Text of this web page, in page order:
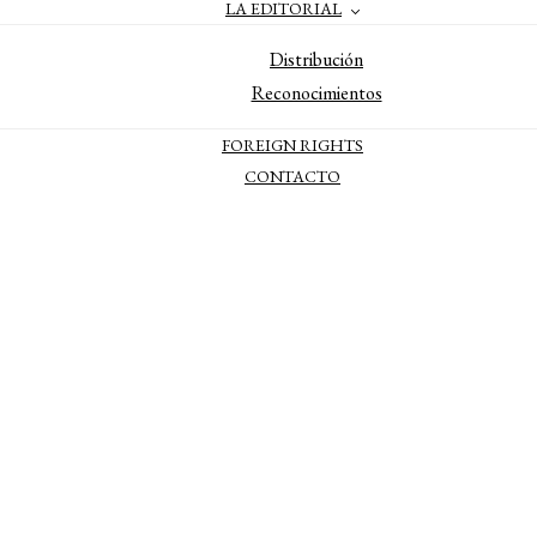
LA EDITORIAL
Distribución
Reconocimientos
FOREIGN RIGHTS
CONTACTO